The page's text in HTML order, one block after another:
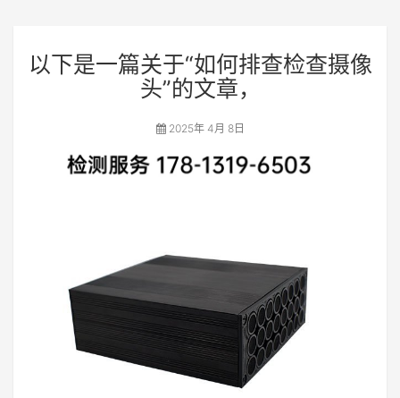
以下是一篇关于“如何排查检查摄像
头”的文章，
2025年 4月 8日